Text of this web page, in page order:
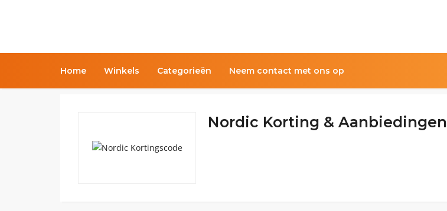
Home Winkels Categorieën Neem contact met ons op
Nordic Korting & Aanbiedingen